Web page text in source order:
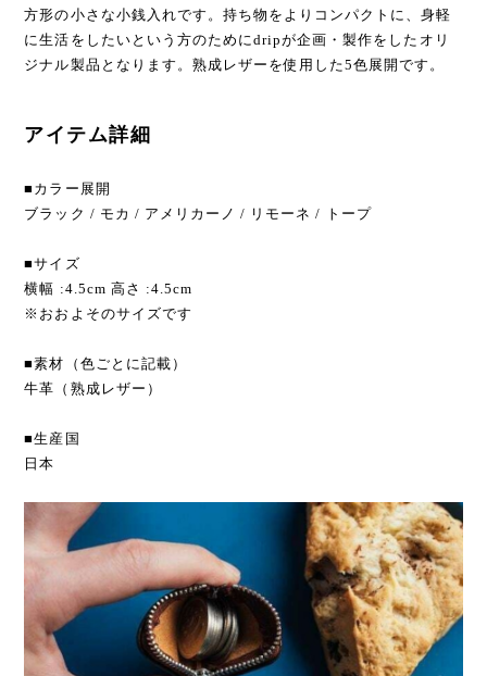
方形の小さな小銭入れです。持ち物をよりコンパクトに、身軽
に生活をしたいという方のためにdripが企画・製作をしたオリ
ジナル製品となります。熟成レザーを使用した5色展開です。
アイテム詳細
■カラー展開
ブラック / モカ / アメリカーノ / リモーネ / トープ
■サイズ
横幅 :4.5cm 高さ :4.5cm
※おおよそのサイズです
■素材（色ごとに記載）
牛革（熟成レザー）
■生産国
日本